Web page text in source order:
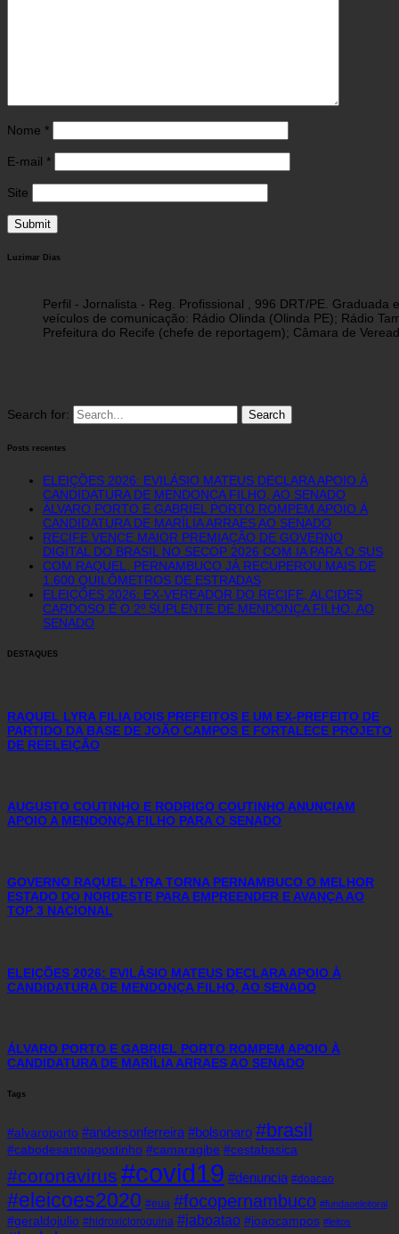
Nome *
E-mail *
Site
Luzimar Dias
Perfil - Jornalista - Reg. Profissional , 996 DRT/PE.
veículos de comunicação: Rádio Olinda (Olinda PE); Rádio
Prefeitura do Recife (chefe de reportagem); Câmara de
Search for:
Posts recentes
ELEIÇÕES 2026: EVILÁSIO MATEUS DECLARA APOIO À
CANDIDATURA DE MENDONÇA FILHO, AO SENADO
ÁLVARO PORTO E GABRIEL PORTO ROMPEM APOIO À
CANDIDATURA DE MARÍLIA ARRAES AO SENADO
RECIFE VENCE MAIOR PREMIAÇÃO DE GOVERNO
DIGITAL DO BRASIL NO SECOP 2026 COM IA PARA O SUS
COM RAQUEL, PERNAMBUCO JÁ RECUPEROU MAIS DE
1.600 QUILÔMETROS DE ESTRADAS
ELEIÇÕES 2026: EX-VEREADOR DO RECIFE, ALCIDES
CARDOSO É O 2º SUPLENTE DE MENDONÇA FILHO, AO
SENADO
DESTAQUES
RAQUEL LYRA FILIA DOIS PREFEITOS E UM EX-PREFEITO DE
PARTIDO DA BASE DE JOÃO CAMPOS E FORTALECE PROJETO
DE REELEIÇÃO
AUGUSTO COUTINHO E RODRIGO COUTINHO ANUNCIAM
APOIO A MENDONÇA FILHO PARA O SENADO
GOVERNO RAQUEL LYRA TORNA PERNAMBUCO O MELHOR
ESTADO DO NORDESTE PARA EMPREENDER E AVANÇA AO
TOP 3 NACIONAL
ELEIÇÕES 2026: EVILÁSIO MATEUS DECLARA APOIO À
CANDIDATURA DE MENDONÇA FILHO, AO SENADO
ÁLVARO PORTO E GABRIEL PORTO ROMPEM APOIO À
CANDIDATURA DE MARÍLIA ARRAES AO SENADO
Tags
#alvaroporto #andersonferreira #bolsonaro #brasil
#cabodesantoagostinho #camaragibe #cestabasica
#coronavirus #covid19 #denuncia #doacao
#eleicoes2020 #eua #focopernambuco #fundaoeleitoral
#geraldojulio #hidroxicloroquina #jaboatao #joaocampos #leitos